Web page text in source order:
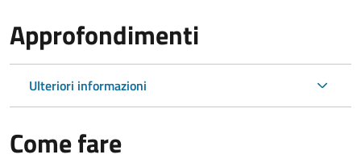
Approfondimenti
Ulteriori informazioni
Come fare